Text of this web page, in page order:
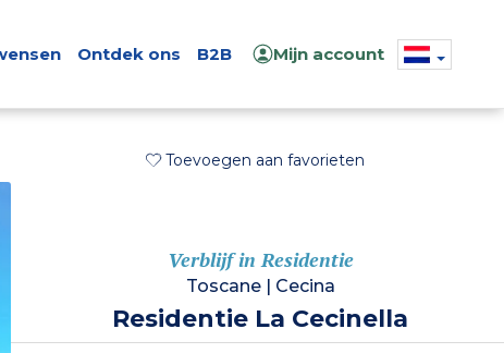
Ontdek ons B2B Mijn account
Toevoegen aan favorieten
Verblijf in Residentie
Toscane| Cecina
Residentie La Cecinella